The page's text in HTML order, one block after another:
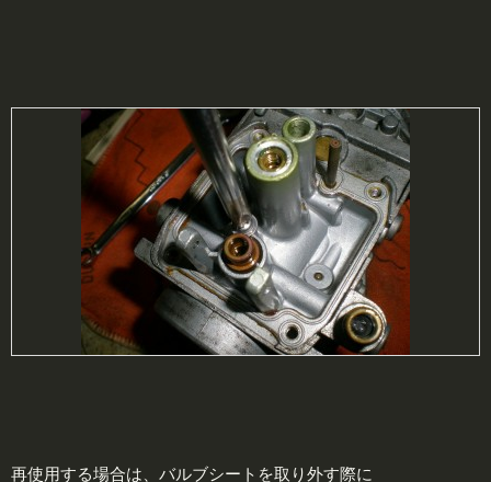
再使用する場合は、バルブシートを取り外す際に